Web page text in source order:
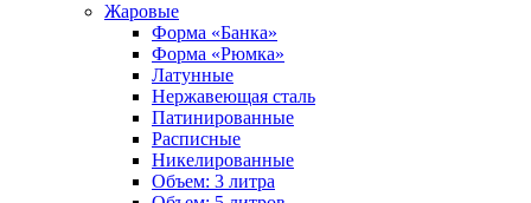
Жаровые
Форма «Банка»
Форма «Рюмка»
Латунные
Нержавеющая сталь
Патинированные
Расписные
Никелированные
Объем: 3 литра